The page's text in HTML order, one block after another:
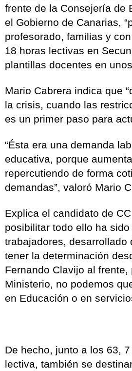
frente de la Consejería de
el Gobierno de Canarias,
profesorado, familias y
18 horas lectivas en
plantillas docentes en
Mario Cabrera indica que
la crisis, cuando las
es un primer paso para
“Ésta era una demanda
educativa, porque
repercutiendo de forma
demandas”, valoró Mario
Explica el candidato de
posibilitar todo ello ha
trabajadores,
tener la determinación
Fernando Clavijo al
Ministerio, no podemos
en Educación o en
De hecho, junto a los 63,
lectiva, también se